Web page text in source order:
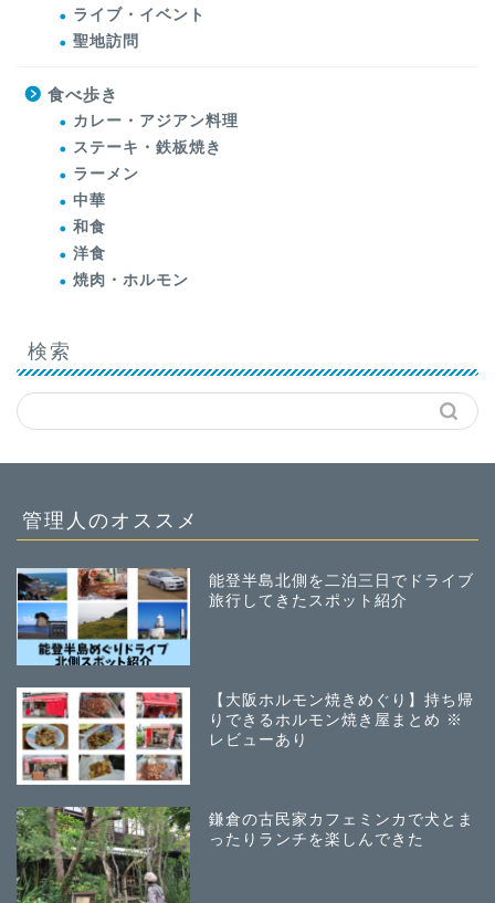
ライブ・イベント
聖地訪問
食べ歩き
カレー・アジアン料理
ステーキ・鉄板焼き
ラーメン
中華
和食
洋食
焼肉・ホルモン
検索
管理人のオススメ
能登半島北側を二泊三日でドライブ
旅行してきたスポット紹介
【大阪ホルモン焼きめぐり】持ち帰
りできるホルモン焼き屋まとめ ※
レビューあり
鎌倉の古民家カフェミンカで犬とま
ったりランチを楽しんできた